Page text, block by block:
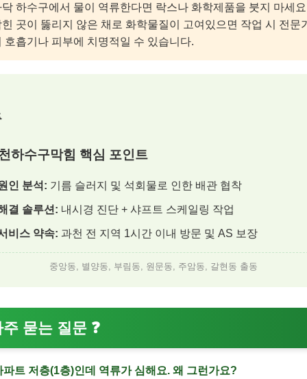
닥 하수구에서 물이 역류한다면 락스나 화학제품을 붓지 마세
힌 곳이 뚫리지 않은 채로 화학물질이 고여있으면 작업 시 전문
호흡기나 피부에 치명적일 수 있습니다.
하수구막힘 핵심 포인트
인 분석: 기름 슬러지 및 석회물로 인한 배관 협착
결 솔루션: 내시경 진단 + 샤프트 스케일링 작업
비스 약속: 과천 전 지역 1시간 이내 방문 및 AS 보장
중앙동, 별양동, 부림동, 원문동, 주암동, 갈현동 출동
묻는 질문 ❓
파트 저층(1층)인데 역류가 심해요. 왜 그런가요?